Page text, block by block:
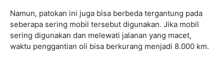
Namun, patokan ini juga bisa berbeda tergantung pada
seberapa sering mobil tersebut digunakan. Jika mobil
sering digunakan dan melewati jalanan yang macet,
waktu penggantian oli bisa berkurang menjadi 8.000 km.